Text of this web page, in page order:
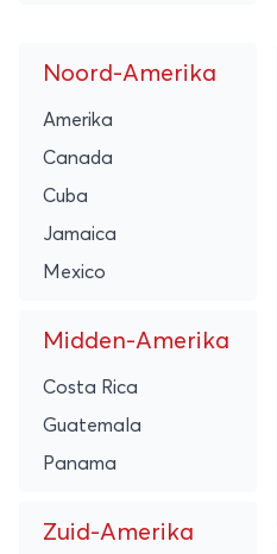
Noord-Amerika
Amerika
Canada
Cuba
Jamaica
Mexico
Midden-Amerika
Costa Rica
Guatemala
Panama
Zuid-Amerika